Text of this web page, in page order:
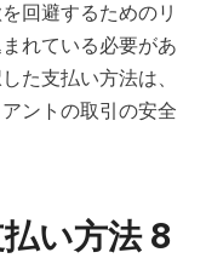
回避するためのリ
れている必要があ
た支払い方法は、
ントの取引の安全
い方法 8